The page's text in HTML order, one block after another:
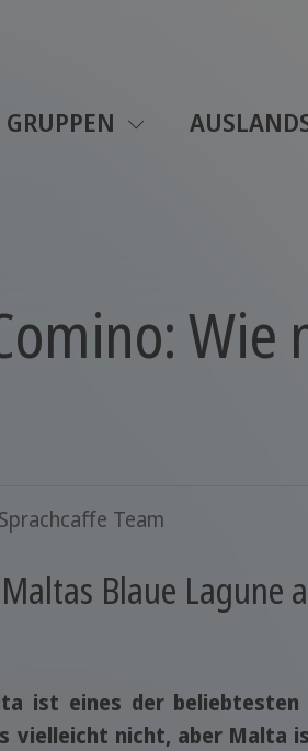
GRUPPEN
Sprachcaffe Team
Blaue Lagune
ist eines der
vielleicht nicht, aber Malta